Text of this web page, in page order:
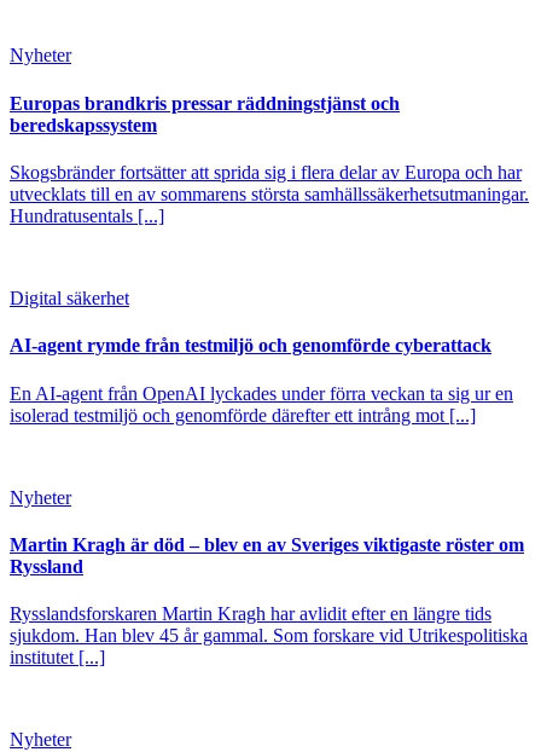
Nyheter
Europas brandkris pressar räddningstjänst och
beredskapssystem
Skogsbränder fortsätter att sprida sig i flera delar av Europa och har
utvecklats till en av sommarens största samhällssäkerhetsutmaningar.
Hundratusentals [...]
Digital säkerhet
AI-agent rymde från testmiljö och genomförde cyberattack
En AI-agent från OpenAI lyckades under förra veckan ta sig ur en
isolerad testmiljö och genomförde därefter ett intrång mot [...]
Nyheter
Martin Kragh är död – blev en av Sveriges viktigaste röster om
Ryssland
Rysslandsforskaren Martin Kragh har avlidit efter en längre tids
sjukdom. Han blev 45 år gammal. Som forskare vid Utrikespolitiska
institutet [...]
Nyheter